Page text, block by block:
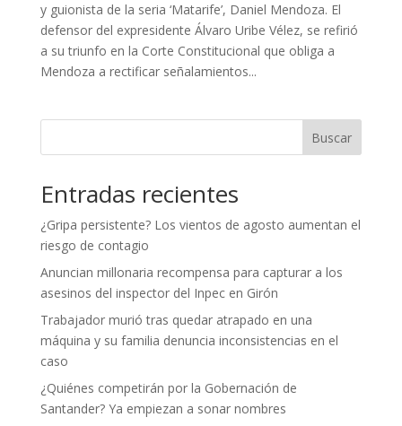
y guionista de la seria ‘Matarife’, Daniel Mendoza. El
defensor del expresidente Álvaro Uribe Vélez, se refirió
a su triunfo en la Corte Constitucional que obliga a
Mendoza a rectificar señalamientos...
Buscar
Entradas recientes
¿Gripa persistente? Los vientos de agosto aumentan el
riesgo de contagio
Anuncian millonaria recompensa para capturar a los
asesinos del inspector del Inpec en Girón
Trabajador murió tras quedar atrapado en una
máquina y su familia denuncia inconsistencias en el
caso
¿Quiénes competirán por la Gobernación de
Santander? Ya empiezan a sonar nombres